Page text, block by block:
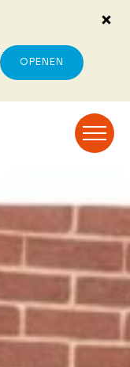
OPENEN